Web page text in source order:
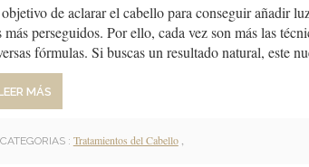
de aclarar el cabello para conseguir añadir
más perseguidos. Por ello, cada vez son más las
fórmulas. Si buscas un resultado natural, este
MÁS
CATEGORIAS : Tratamientos del Cabello,